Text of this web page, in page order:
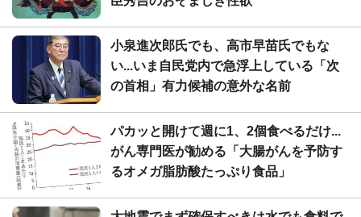
小泉進次郎氏でも、高市早苗氏でもな
い...いま自民党内で急浮上している「次
の首相」有力候補の意外な名前
パカッと開けて週に1、2個食べるだけ...
がん専門医が勧める「大腸がんを予防す
るオメガ脂肪酸たっぷり食品」